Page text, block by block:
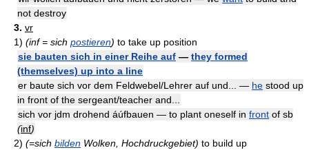
not destroy
3. vr
1) (inf = sich postieren) to take up position
sie bauten sich in einer Reihe auf — they formed
(themselves) up into a line
er baute sich vor dem Feldwebel/Lehrer auf und... — he stood up
in front of the sergeant/teacher and...
sich vor jdm drohend áúfbauen — to plant oneself in front of sb
(inf)
2) (=sich bilden Wolken, Hochdruckgebiet) to build up